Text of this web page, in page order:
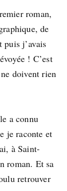
roman,
de
puis j’avais
! C’est
doivent rien
a connu
je raconte et
à Saint-
roman. Et sa
retrouver